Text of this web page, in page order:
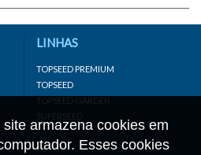
site armazena cookies em
Esses cookies
LINHAS
TOPSEED PREMIUM
TOPSEED
TOPSEED GARDEN
SUPERSEED